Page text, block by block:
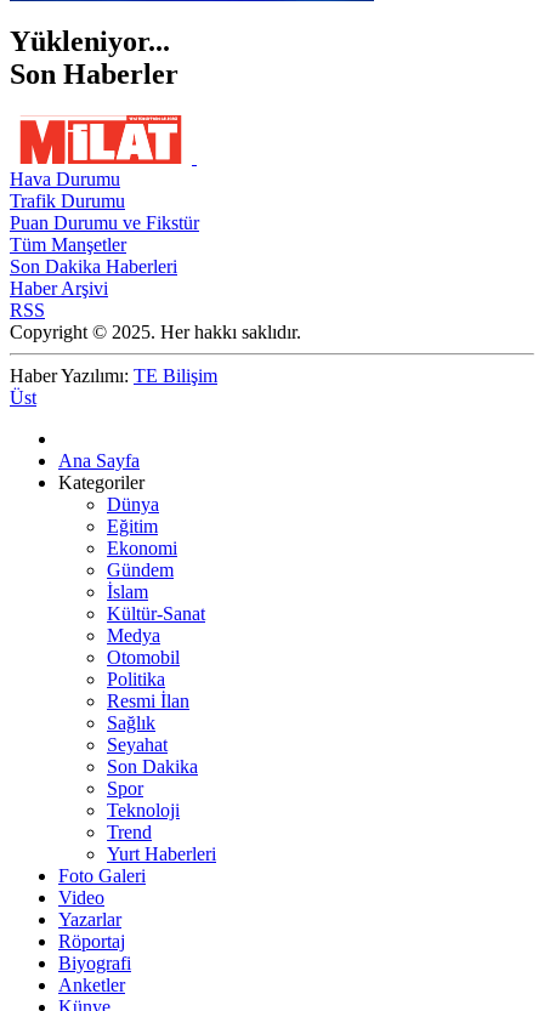
Yükleniyor...
Son Haberler
Hava Durumu
Trafik Durumu
Puan Durumu ve Fikstür
Tüm Manşetler
Son Dakika Haberleri
Haber Arşivi
RSS
Copyright © 2025. Her hakkı saklıdır.
Haber Yazılımı: TE Bilişim
Üst
Ana Sayfa
Kategoriler
Dünya
Eğitim
Ekonomi
Gündem
İslam
Kültür-Sanat
Medya
Otomobil
Politika
Resmi İlan
Sağlık
Seyahat
Son Dakika
Spor
Teknoloji
Trend
Yurt Haberleri
Foto Galeri
Video
Yazarlar
Röportaj
Biyografi
Anketler
Künye